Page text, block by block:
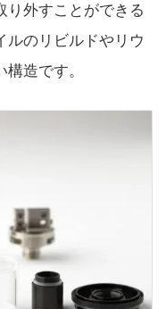
り外すことができる
ルのリビルドやリウ
造です。